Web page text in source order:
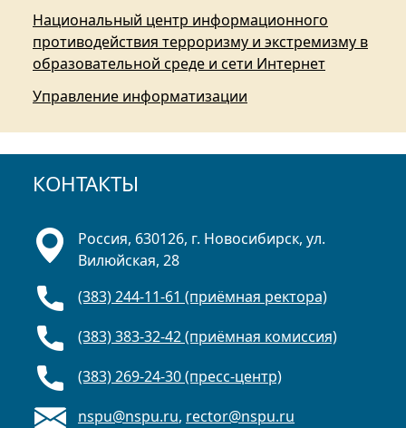
Национальный центр информационного
противодействия терроризму и экстремизму в
образовательной среде и сети Интернет
Управление информатизации
КОНТАКТЫ
Россия, 630126, г. Новосибирск, ул.
Вилюйская, 28
(383) 244-11-61 (приёмная ректора)
(383) 383-32-42 (приёмная комиссия)
(383) 269-24-30 (пресс-центр)
nspu@nspu.ru, rector@nspu.ru